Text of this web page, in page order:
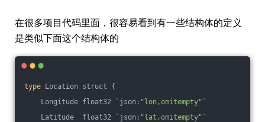
在很多项目代码里面，很容易看到有一些结构体的定义
是类似下面这个结构体的
type Location struct {
Longitude float32 `json: "lon,omitempty" `
Latitude  float32 `json: "lat,omitempty" `